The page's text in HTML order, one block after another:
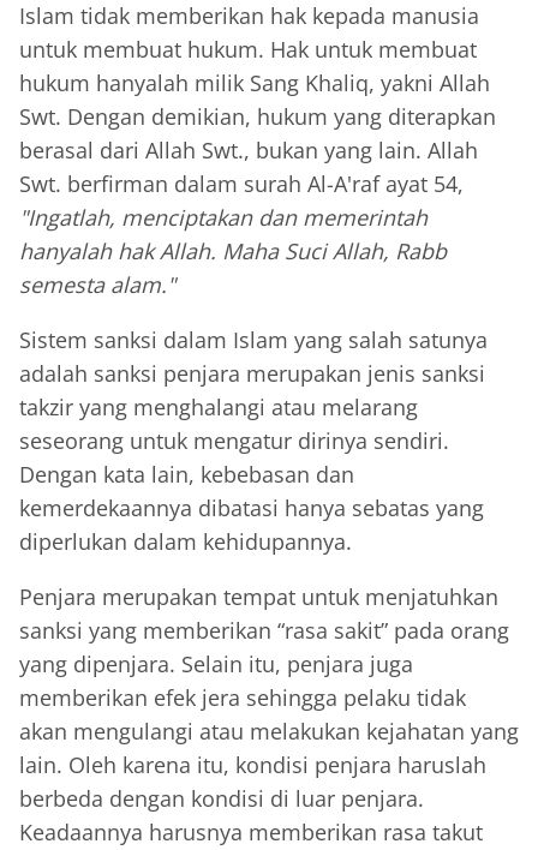
Islam tidak memberikan hak kepada manusia
untuk membuat hukum. Hak untuk membuat
hukum hanyalah milik Sang Khaliq, yakni Allah
Swt. Dengan demikian, hukum yang diterapkan
berasal dari Allah Swt., bukan yang lain. Allah
Swt. berfirman dalam surah Al-A'raf ayat 54,
"Ingatlah, menciptakan dan memerintah
hanyalah hak Allah. Maha Suci Allah, Rabb
semesta alam."
Sistem sanksi dalam Islam yang salah satunya
adalah sanksi penjara merupakan jenis sanksi
takzir yang menghalangi atau melarang
seseorang untuk mengatur dirinya sendiri.
Dengan kata lain, kebebasan dan
kemerdekaannya dibatasi hanya sebatas yang
diperlukan dalam kehidupannya.
Penjara merupakan tempat untuk menjatuhkan
sanksi yang memberikan “rasa sakit” pada orang
yang dipenjara. Selain itu, penjara juga
memberikan efek jera sehingga pelaku tidak
akan mengulangi atau melakukan kejahatan yang
lain. Oleh karena itu, kondisi penjara haruslah
berbeda dengan kondisi di luar penjara.
Keadaannya harusnya memberikan rasa takut